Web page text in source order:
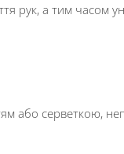
рук, а тим часом
або серветкою,